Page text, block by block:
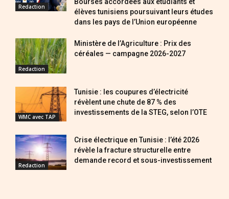
Redaction
élèves tunisiens poursuivant leurs études
dans les pays de l’Union européenne
Redaction
Ministère de l’Agriculture : Prix des
céréales — campagne 2026-2027
WMC avec TAP
Tunisie : les coupures d’électricité
révèlent une chute de 87 % des
investissements de la STEG, selon l’OTE
Redaction
Crise électrique en Tunisie : l’été 2026
révèle la fracture structurelle entre
demande record et sous-investissement